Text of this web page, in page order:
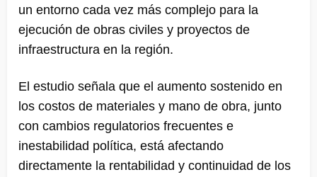
un entorno cada vez más complejo para la
ejecución de obras civiles y proyectos de
infraestructura en la región.
El estudio señala que el aumento sostenido en
los costos de materiales y mano de obra, junto
con cambios regulatorios frecuentes e
inestabilidad política, está afectando
directamente la rentabilidad y continuidad de los